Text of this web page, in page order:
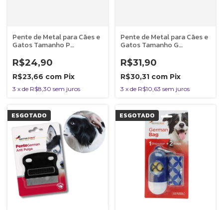
Pente de Metal para Cães e
Gatos Tamanho P
R$24,90
R$23,66 com Pix
3 x de R$8,30 sem juros
Pente de Metal para Cães e
Gatos Tamanho G
R$31,90
R$30,31 com Pix
3 x de R$10,63 sem juros
ESGOTADO ESGOTADO